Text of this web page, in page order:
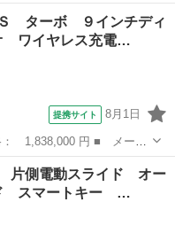
からご購入をお願い致しま
問い合わせください。 値引
Ｓ ターボ ９インチディ
ワイヤレス充電…
提携サイト 8月1日
グレード名： ＲＳ タ
イヤレス充電 １年保
片側電動スライド オー
ド スマートキー …